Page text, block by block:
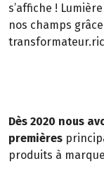
s’affiche !
nos champs
Dès 2020 nous
premières
produits à